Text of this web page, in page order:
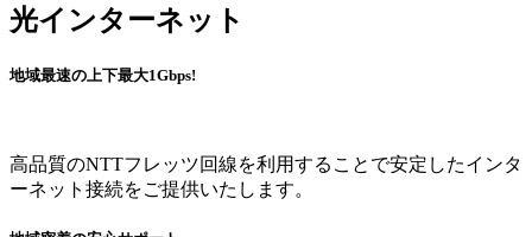
光インターネット
地域最速の上下最大1Gbps!
高品質のNTTフレッツ回線を利用することで安定したインタ
ーネット接続をご提供いたします。